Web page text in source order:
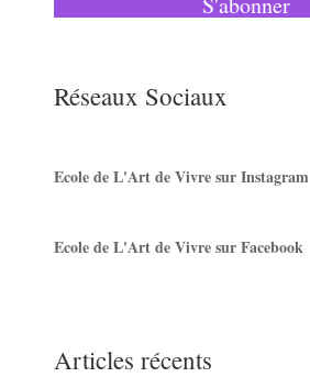
Réseaux Sociaux
Ecole de L'Art de Vivre sur Instagram
Ecole de L'Art de Vivre sur Facebook
Articles récents